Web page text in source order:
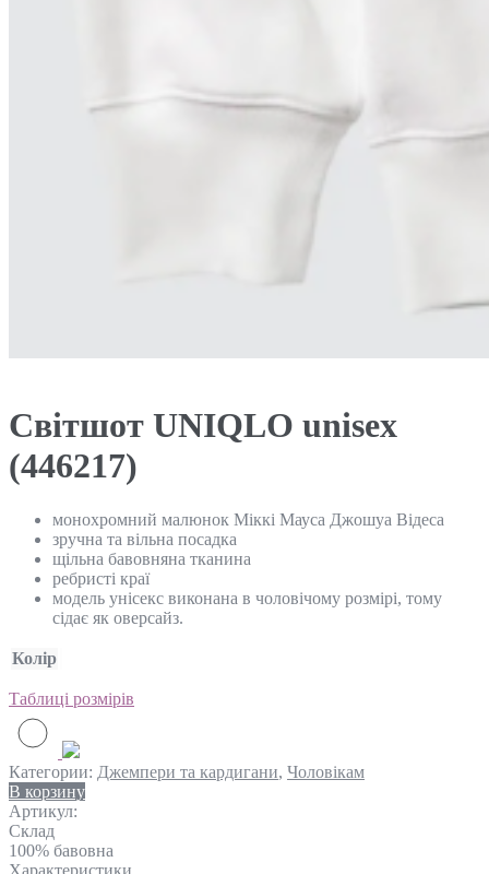
Світшот UNIQLO unisex
(446217)
монохромний малюнок Міккі Мауса Джошуа Відеса
зручна та вільна посадка
щільна бавовняна тканина
ребристі краї
модель унісекс виконана в чоловічому розмірі, тому
сідає як оверсайз.
Колір
Таблиці розмірів
Категории: Джемпери та кардигани, Чоловікам
В корзину
Артикул:
Склад
100% бавовна
Характеристики